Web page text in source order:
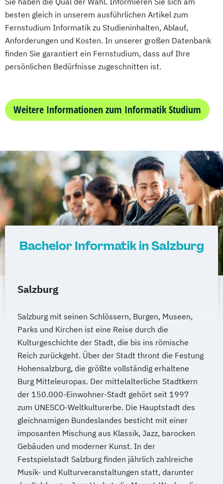
besten gleich in unserem ausführlichen Artikel zum
Fernstudium Informatik zu Studieninhalten, Ablauf,
Anforderungen und Kosten. In unserer großen Datenbank
finden Sie garantiert ein Fernstudium, dass auf Ihre
persönlichen Bedürfnisse zugeschnitten ist.
Weitere Informationen zum Informatik Studium
Bachelor Informatik in Salzburg
Salzburg
Salzburg mit seinen Schlössern, Burgen, Museen,
Parks und Kirchen ist eine Reise durch die
Kulturgeschichte der Stadt, die bis ins römische
Reich zurückgeht. Über der Stadt thront die Festung
Hohensalzburg, die größte vollständig erhaltene
Burg Mitteleuropas. Der mittelalterliche Stadtkern
der 150.000-Einwohner-Stadt gehört seit 1997
zum UNESCO-Weltkulturerbe. Die Hauptstadt des
gleichnamigen Bundeslandes besticht mit einer
imposanten Mischung aus Klassik, Jazz, barocken
Gebäuden und moderner Kunst. In der
Festspielstadt Salzburg finden jährlich zahlreiche
Musik- und Kulturveranstaltungen statt, darunter